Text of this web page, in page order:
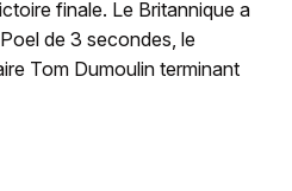
finale. Le Britannique a
de 3 secondes, le
Tom Dumoulin terminant